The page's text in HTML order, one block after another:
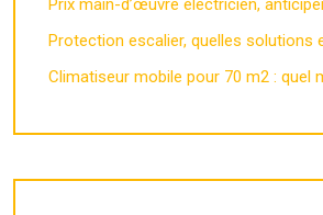
Prix main-d’œuvre électricien,
Protection escalier, quelles solutions
Climatiseur mobile pour 70 m2 : quel